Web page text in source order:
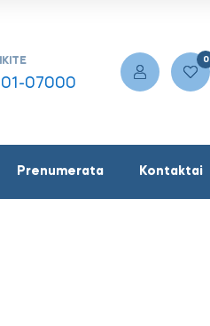
07000
0
Prenumerata Kontaktai